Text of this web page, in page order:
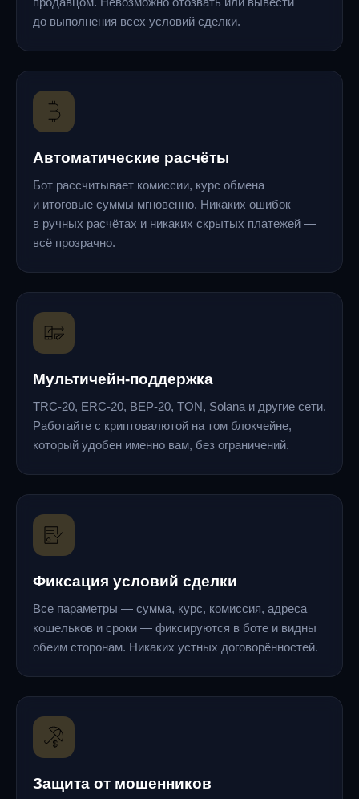
до выполнения всех условий сделки.
Автоматические расчёты
Бот рассчитывает комиссии, курс обмена
и итоговые суммы мгновенно. Никаких ошибок
в ручных расчётах и никаких скрытых платежей —
всё прозрачно.
Мультичейн-поддержка
TRC-20, ERC-20, BEP-20, TON, Solana и другие сети.
Работайте с криптовалютой на том блокчейне,
который удобен именно вам, без ограничений.
Фиксация условий сделки
Все параметры — сумма, курс, комиссия, адреса
кошельков и сроки — фиксируются в боте и видны
обеим сторонам. Никаких устных договорённостей.
Защита от мошенников